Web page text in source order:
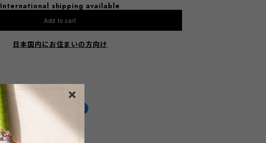
International shipping available
Add to cart
日本国内にお住まいの方向け
SHARE ON
通報する